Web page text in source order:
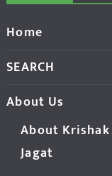
Home
SEARCH
About Us
About Krishak
Jagat